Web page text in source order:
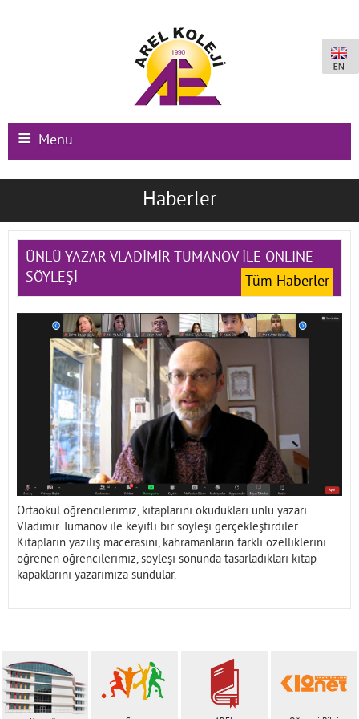
Menu
Ana Sayfa
Okullarımız
Uluslararası Programlar
Kampüs Olanakları
Kayıt-Kabul
İletişim
Haberler
ÜNLÜ YAZAR VLADİMİR TUMANOV İLE ONLINE
SÖYLEŞİ
Tüm Haberler
Ortaokul öğrencilerimiz, kitaplarını okudukları ünlü yazarı
Vladimir Tumanov ile keyifli bir söyleşi gerçekleştirdiler.
Kitapların yazılış macerasını, kahramanların farklı özelliklerini
öğrenen öğrencilerimiz, söyleşi sonunda tasarladıkları kitap
kapaklarını yazarımıza sundular.